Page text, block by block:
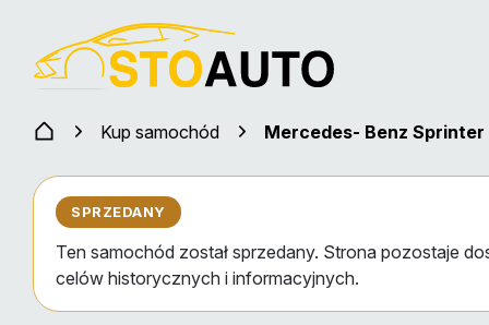
Kup samochód Mercedes- Benz Sprinter
SPRZEDANY
Ten samochód został sprzedany. Strona pozostaje
celów historycznych i informacyjnych.